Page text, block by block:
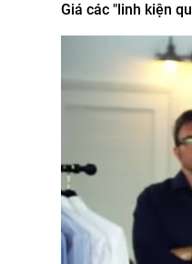
Giá các "linh kiện